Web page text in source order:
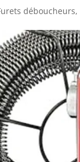
déboucheurs,